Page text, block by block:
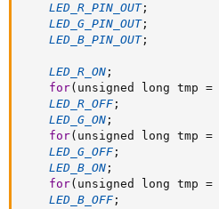
LED_R_PIN_OUT;
LED_G_PIN_OUT;
LED_B_PIN_OUT;
LED_R_ON ;
for( unsigned long tmp =
LED_R_OFF ;
LED_G_ON ;
for( unsigned long tmp =
LED_G_OFF ;
LED_B_ON ;
for( unsigned long tmp =
LED_B_OFF ;